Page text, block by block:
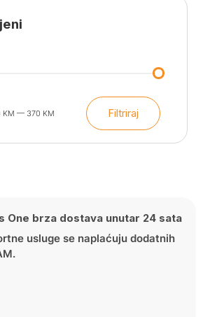
Min
cijena
Maks
cijena
Filtriraj
KM — 370 KM
One brza dostava unutar 24 sata
usluge se naplaćuju dodatnih